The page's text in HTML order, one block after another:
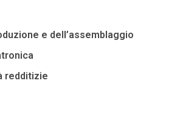
e dell’assemblaggio
redditizie